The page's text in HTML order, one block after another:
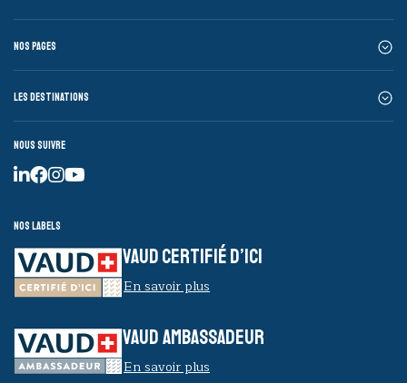
Nos pages
Les destinations
Nous suivre
Nos labels
VAUD CERTIFIÉ D’ICI
En savoir plus
VAUD AMBASSADEUR
En savoir plus